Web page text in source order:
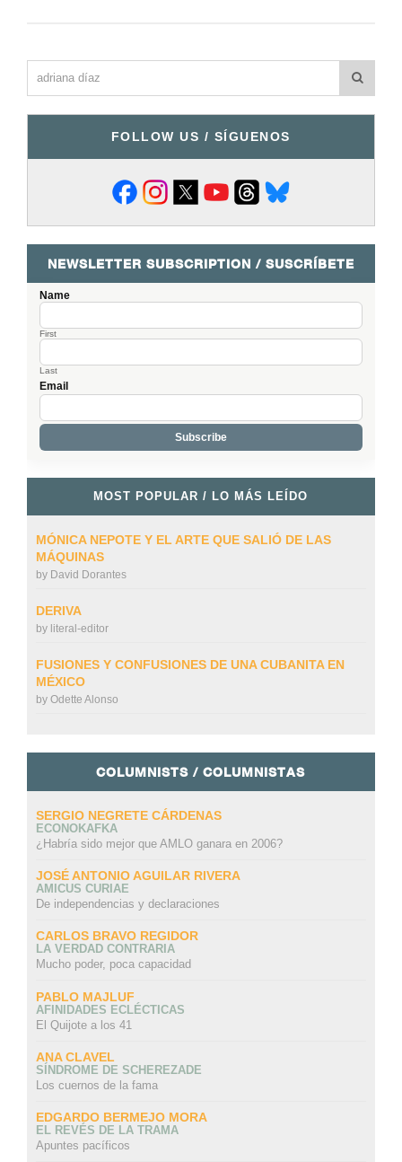
FOLLOW US / SÍGUENOS
NEWSLETTER SUBSCRIPTION / SUSCRÍBETE
Name
First
Last
Email
MOST POPULAR / LO MÁS LEÍDO
MÓNICA NEPOTE Y EL ARTE QUE SALIÓ DE LAS
MÁQUINAS
by David Dorantes
DERIVA
by literal-editor
FUSIONES Y CONFUSIONES DE UNA CUBANITA EN
MÉXICO
by Odette Alonso
COLUMNISTS / COLUMNISTAS
SERGIO NEGRETE CÁRDENAS
ECONOKAFKA
¿Habría sido mejor que AMLO ganara en 2006?
JOSÉ ANTONIO AGUILAR RIVERA
AMICUS CURIAE
De independencias y declaraciones
CARLOS BRAVO REGIDOR
LA VERDAD CONTRARIA
Mucho poder, poca capacidad
PABLO MAJLUF
AFINIDADES ECLÉCTICAS
El Quijote a los 41
ANA CLAVEL
SÍNDROME DE SCHEREZADE
Los cuernos de la fama
EDGARDO BERMEJO MORA
EL REVÉS DE LA TRAMA
Apuntes pacíficos